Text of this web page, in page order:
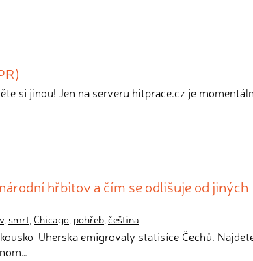
si jinou! Jen na serveru hitprace.cz je
hřbitov a čím se odlišuje od jiných
, smrt,Chicago, pohřeb,čeština
Uherska emigrovaly statisíce Čechů.